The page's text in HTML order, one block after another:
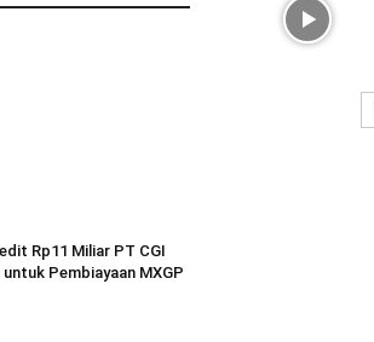
Rp11 Miliar PT CGI
untuk Pembiayaan MXGP